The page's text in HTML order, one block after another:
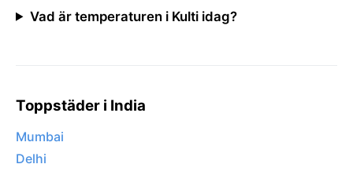
Vad är temperaturen i Kulti idag?
Toppstäder i India
Mumbai
Delhi